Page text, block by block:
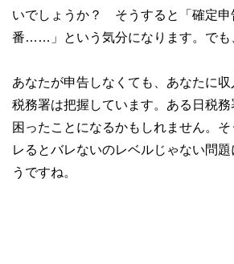
いでしょうか？ そうすると「確定申
番……」という気分になります。でも
あなたが申告しなくても、あなたに収
税務署は把握しています。ある日税務
困ったことになるかもしれません。
レるとバレないのレベルじゃない問
うですね。